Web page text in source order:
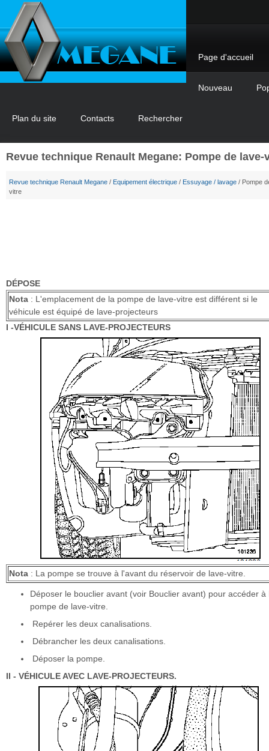
Page d'accueil
Nouveau
Plan du site Contacts Rechercher
Revue technique Renault Megane: Pompe de lave-
Revue technique Renault Megane / Equipement électrique / Essuyage / lavage / Pompe
vitre
DÉPOSE
Nota : L'emplacement de la pompe de lave-vitre est différent si le
véhicule est équipé de lave-projecteurs
I -VÉHICULE SANS LAVE-PROJECTEURS
Nota : La pompe se trouve à l'avant du réservoir de lave-vitre.
Déposer le bouclier avant (voir Bouclier avant) pour accéder à
pompe de lave-vitre.
Repérer les deux canalisations.
Débrancher les deux canalisations.
Déposer la pompe.
II - VÉHICULE AVEC LAVE-PROJECTEURS.